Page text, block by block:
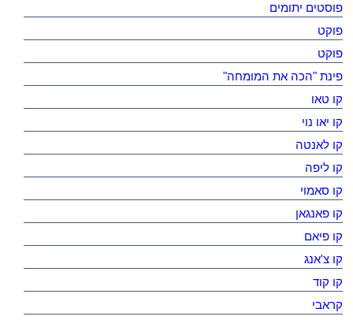
פוסטים יתומים
פוקט
פוקט
פינת "הכה את המומחה"
קו טאו
קו יאו נוי
קו לאנטה
קו ליפה
קו סאמוי
קו פאנגאן
קו פיאם
קו צ'אנג
קו קוד
קראבי